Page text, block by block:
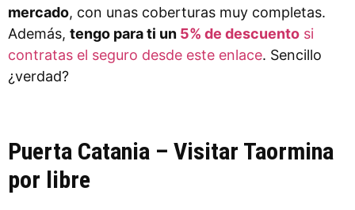
mercado, con unas coberturas muy completas.
Además, tengo para ti un 5% de descuento si
contratas el seguro desde este enlace. Sencillo
¿verdad?
Puerta Catania – Visitar Taormina
por libre